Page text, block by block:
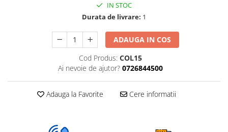
IN STOC
Durata de livrare: 1
ADAUGA IN COS
Cod Produs: COL15
Ai nevoie de ajutor? 0726844500
Adauga la Favorite Cere informatii